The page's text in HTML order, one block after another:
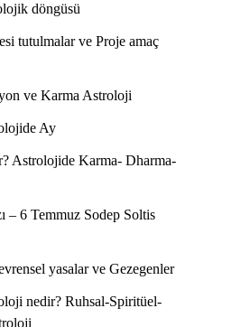
döngüsü
tutulmalar ve Proje amaç
ve Karma Astroloji
Ay
Astrolojide Karma- Dharma-
– 6 Temmuz Sodep Soltis
yasalar ve Gezegenler
nedir? Ruhsal-Spiritüel-